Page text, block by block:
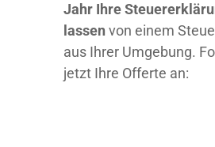
Jahr Ihre
lassenvon einem
aus Ihrer Umgebung.
jetzt Ihre Offerte an: